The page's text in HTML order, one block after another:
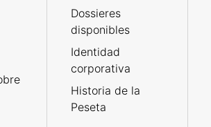
Dossieres
disponibles
Identidad
corporativa
Historia de la
Peseta